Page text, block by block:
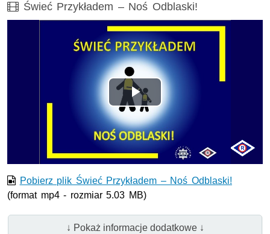
Film
Świeć Przykładem – Noś Odblaski!
Odtwórz
wideo
Pobierz plik Świeć Przykładem – Noś Odblaski!
(format mp4 - rozmiar 5.03 MB)
↓ Pokaż informacje dodatkowe ↓